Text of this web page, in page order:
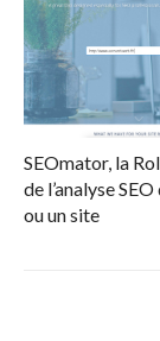
SEOmator, la
de l’analyse
ou un site